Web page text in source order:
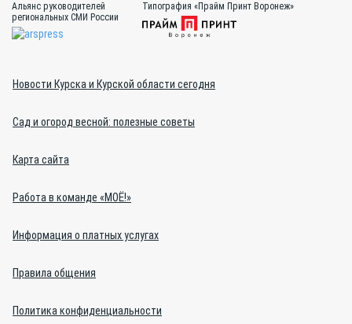
Альянс руководителей
региональных СМИ России
Типография «Прайм Принт Воронеж»
Новости Курска и Курской области сегодня
Сад и огород весной: полезные советы
Карта сайта
Работа в команде «МОЁ!»
Информация о платных услугах
Правила общения
Политика конфиденциальности